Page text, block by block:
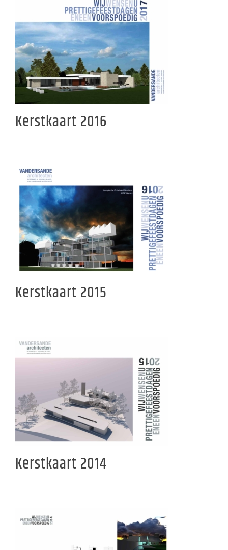
Kerstkaart 2016
Kerstkaart 2015
Kerstkaart 2014